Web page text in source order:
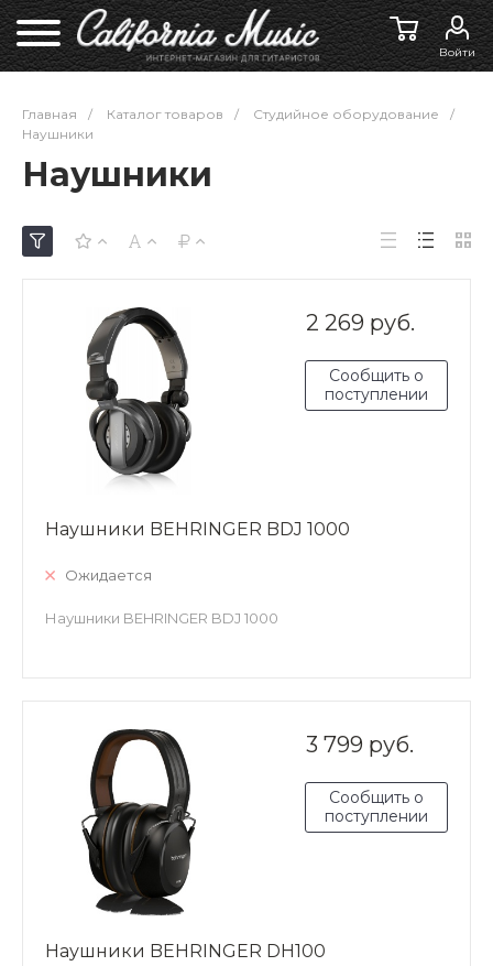
Войти
Главная / Каталог товаров / Студийное оборудование
/
Наушники
Наушники
2 269 руб.
Сообщить о
поступлении
Наушники BEHRINGER BDJ 1000
Ожидается
Наушники BEHRINGER BDJ 1000
3 799 руб.
Сообщить о
поступлении
Наушники BEHRINGER DH100